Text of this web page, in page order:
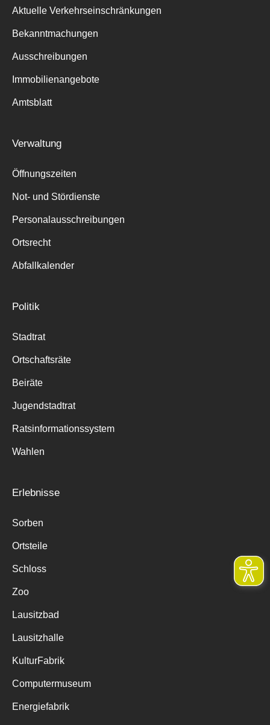
Aktuelle Verkehrseinschränkungen
Bekanntmachungen
Ausschreibungen
Immobilienangebote
Amtsblatt
Verwaltung
Öffnungszeiten
Not- und Stördienste
Personalausschreibungen
Ortsrecht
Abfallkalender
Politik
Stadtrat
Ortschaftsräte
Beiräte
Jugendstadtrat
Ratsinformationssystem
Wahlen
Erlebnisse
Sorben
Ortsteile
Schloss
Zoo
Lausitzbad
Lausitzhalle
KulturFabrik
Computermuseum
Energiefabrik